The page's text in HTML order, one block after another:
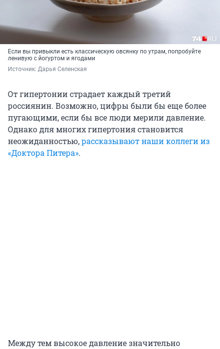
Если вы привыкли есть классическую овсянку по утрам, попробуйте
ленивую с йогуртом и ягодами
Источник: Дарья Селенская
От гипертонии страдает каждый третий
россиянин. Возможно, цифры были бы еще более
пугающими, если бы все люди мерили давление.
Однако для многих гипертония становится
неожиданностью,рассказывают наши коллеги из
«Доктора Питера».
Между тем высокое давление значительно